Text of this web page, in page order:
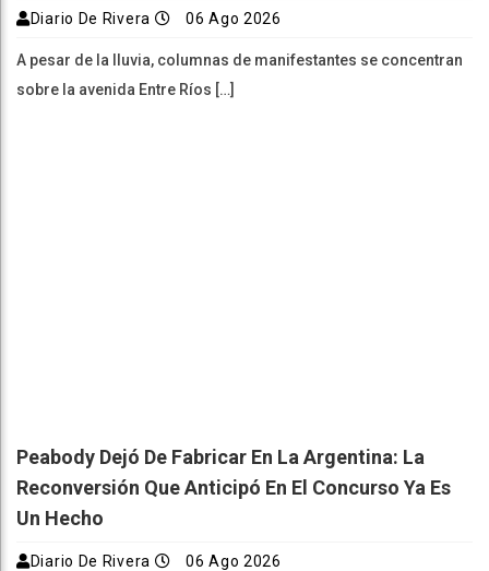
Diario De Rivera 06 Ago 2026
A pesar de la lluvia, columnas de manifestantes se concentran
sobre la avenida Entre Ríos […]
Peabody Dejó De Fabricar En La Argentina: La
Reconversión Que Anticipó En El Concurso Ya Es
Un Hecho
Diario De Rivera 06 Ago 2026